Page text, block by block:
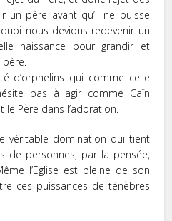
un père avant qu’il ne puisse
nous devions redevenir un
naissance pour grandir et
père.
d’orphelins qui comme celle
pas à agir comme Caïn
le Père dans l’adoration.
véritable domination qui tient
de personnes, par la pensée,
l’Eglise est pleine de son
ces puissances de ténèbres